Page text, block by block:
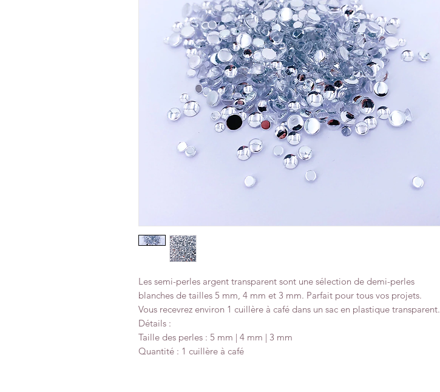
Les semi-perles argent transparent sont une sélection de demi-perles
blanches de tailles 5 mm, 4 mm et 3 mm. Parfait pour tous vos projets.
Vous recevrez environ 1 cuillère à café dans un sac en plastique transparent.
Détails :
Taille des perles : 5 mm | 4 mm | 3 mm
Quantité : 1 cuillère à café